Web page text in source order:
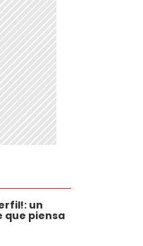
un
que piensa